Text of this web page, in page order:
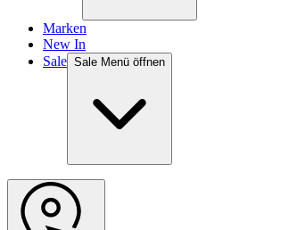
Marken
New In
Sale Sale Menü öffnen